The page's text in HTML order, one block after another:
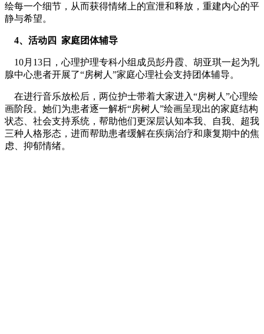
绘每一个细节，从而获得情绪上的宣泄和释放，重建内心的平
静与希望。
4、活动四 家庭团体辅导
10月13日，心理护理专科小组成员彭丹霞、胡亚琪一起为乳
腺中心患者开展了“房树人”家庭心理社会支持团体辅导。
在进行音乐放松后，两位护士带着大家进入“房树人”心理绘
画阶段。她们为患者逐一解析“房树人”绘画呈现出的家庭结构
状态、社会支持系统，帮助他们更深层认知本我、自我、超我
三种人格形态，进而帮助患者缓解在疾病治疗和康复期中的焦
虑、抑郁情绪。